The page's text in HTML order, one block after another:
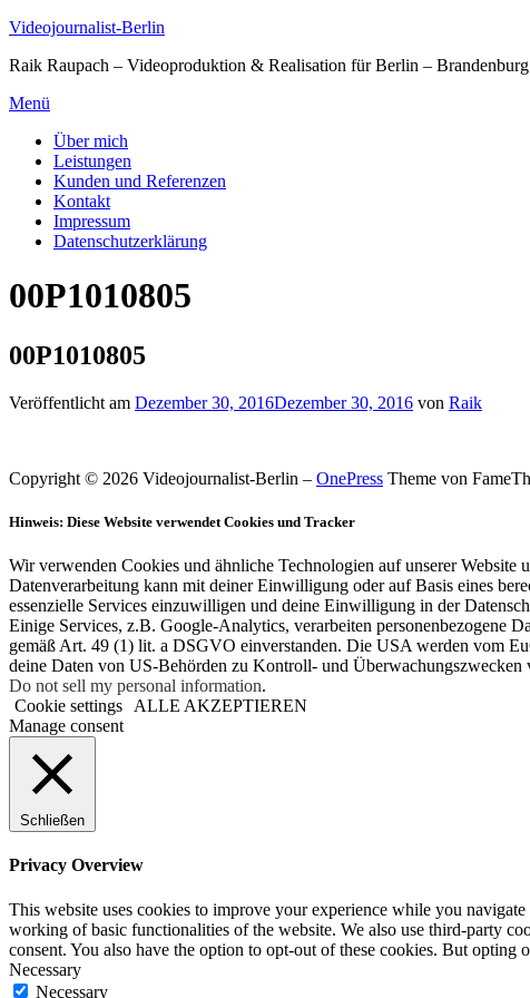
Zum
springen
Videojournalist-Berlin
Raik Raupach – Videoproduktion & Realisation für Berlin –
Menü
Über mich
Leistungen
Kunden und Referenzen
Kontakt
Impressum
Datenschutzerklärung
00P1010805
00P1010805
Veröffentlicht am Dezember 30, 2016Dezember 30, 2016 von Raik
Copyright © 2026 Videojournalist-Berlin – OnePress Theme von
Hinweis: Diese Website verwendet Cookies und Tracker
Wir verwenden Cookies und ähnliche Technologien auf unserer
Datenverarbeitung kann mit deiner Einwilligung oder auf Basis eines
essenzielle Services einzuwilligen und deine Einwilligung in der
Einige Services, z.B. Google-Analytics, verarbeiten personenbezogene
gemäß Art. 49 (1) lit. a DSGVO einverstanden. Die USA werden vom
deine Daten von US-Behörden zu Kontroll- und
Do not sell my personal information.
Cookie settings
ALLE AKZEPTIEREN
Manage consent
Schließen
Privacy Overview
This website uses cookies to improve your experience while you
working of basic functionalities of the website. We also use third-party
consent. You also have the option to opt-out of these cookies. But
Necessary
Necessary